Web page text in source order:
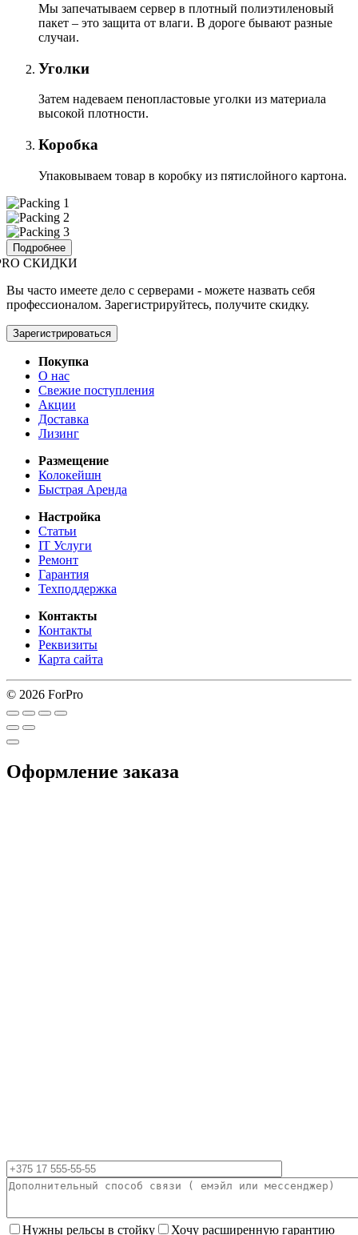
Мы запечатываем сервер в плотный полиэтиленовый
пакет – это защита от влаги. В дороге бывают разные
случаи.
Уголки
Затем надеваем пенопластовые уголки из материала
высокой плотности.
Коробка
Упаковываем товар в коробку из пятислойного картона.
Подробнее
СКИДКИ
Вы часто имеете дело с серверами - можете назвать себя
профессионалом. Зарегистрируйтесь, получите скидку.
Зарегистрироваться
Покупка
О нас
Свежие поступления
Акции
Доставка
Лизинг
Размещение
Колокейшн
Быстрая Аренда
Настройка
Статьи
IT Услуги
Ремонт
Гарантия
Техподдержка
Контакты
Контакты
Реквизиты
Карта сайта
© 2026 ForPro
Оформление заказа
Нужны рельсы в стойку Хочу расширенную гарантию